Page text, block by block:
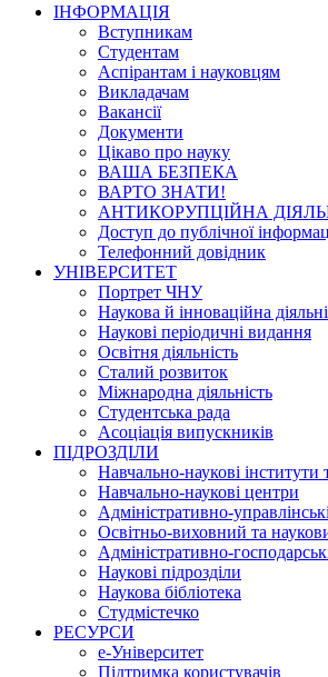
ІНФОРМАЦІЯ
Вступникам
Студентам
Аспірантам і науковцям
Викладачам
Вакансії
Документи
Цікаво про науку
ВАША БЕЗПЕКА
ВАРТО ЗНАТИ!
АНТИКОРУПЦІЙНА
Доступ до публічної
Телефонний довідник
УНІВЕРСИТЕТ
Портрет ЧНУ
Наукова й інноваційна
Наукові періодичні видання
Освітня діяльність
Сталий розвиток
Міжнародна діяльність
Студентська рада
Асоціація випускників
ПІДРОЗДІЛИ
Навчально-наукові інститути
Навчально-наукові центри
Адміністративно-управлінські
Освітньо-виховний та
Адміністративно-
Наукові підрозділи
Наукова бібліотека
Студмістечко
РЕСУРСИ
е-Університет
Підтримка користувачів